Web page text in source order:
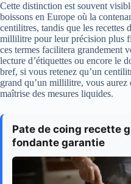
Cette distinction est souvent
boissons en Europe où la
centilitres, tandis que les recettes
millilitre pour leur précision plus
ces termes facilitera grandement
lecture d’étiquettes ou encore le
bref, si vous retenez qu’un
grand qu’un millilitre, vous aurez
maîtrise des mesures liquides.
Pate de coing recette
fondante garantie